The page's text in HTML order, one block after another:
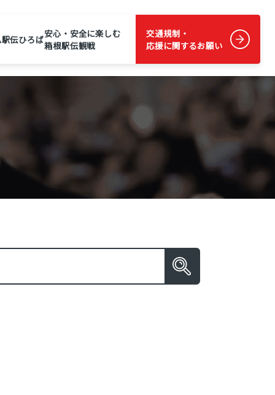
駅伝ひろば安心・安全に楽しむ
箱根駅伝観戦
交通規制・
応援に関するお願い